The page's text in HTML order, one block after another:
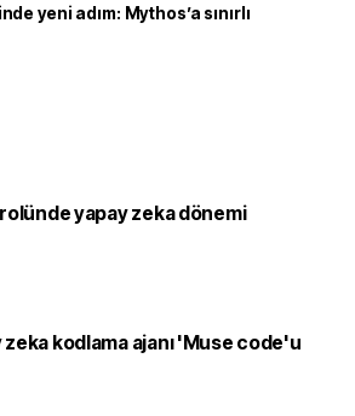
yeni adım: Mythos’a sınırlı
yapay zeka dönemi
kodlama ajanı 'Muse code'u